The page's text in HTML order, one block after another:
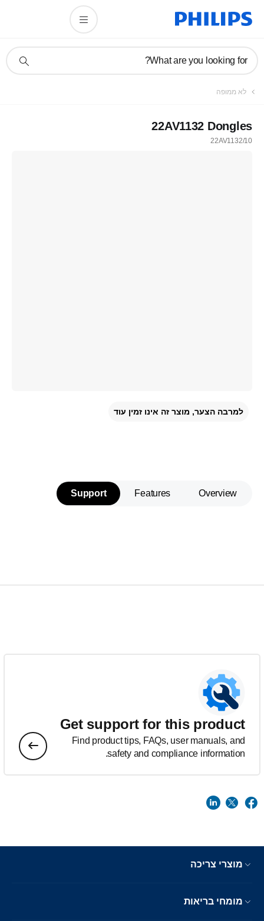
בסמל
What are you looking for?
לא ממופה
22AV1132 Dongles
22AV1132/10
למרבה הצער, מוצר זה אינו זמין עוד
Overview
Features
Support
Get support for this product
Find product tips, FAQs, user manuals, and
safety and compliance information.
מוצרי צריכה
מומחי בריאות